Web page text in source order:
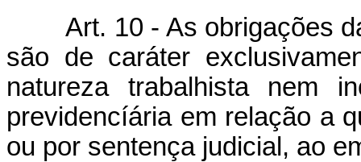
Art. 10 - As obrigações
são de caráter
natureza trabalhista nem
previdencíária em relação a
ou por sentença judicial, ao